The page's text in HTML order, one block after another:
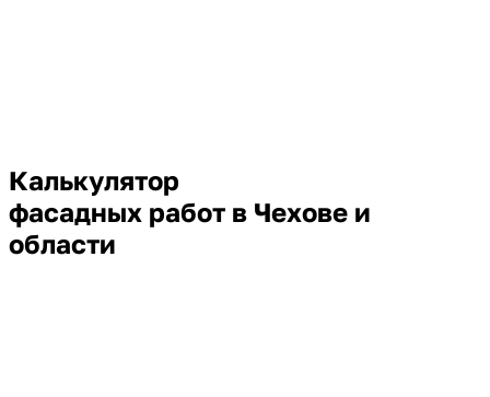
Калькулятор
фасадных работ в Чехове и
области